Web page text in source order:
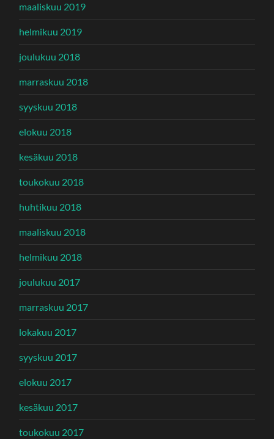
maaliskuu 2019
helmikuu 2019
joulukuu 2018
marraskuu 2018
syyskuu 2018
elokuu 2018
kesäkuu 2018
toukokuu 2018
huhtikuu 2018
maaliskuu 2018
helmikuu 2018
joulukuu 2017
marraskuu 2017
lokakuu 2017
syyskuu 2017
elokuu 2017
kesäkuu 2017
toukokuu 2017